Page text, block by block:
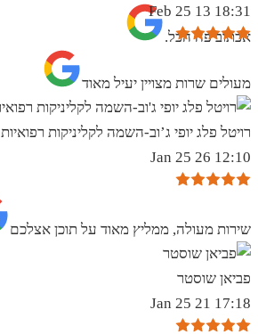
אכתוב פה הכל.
18:31 13 Feb 25
מעולים שרות מצויין יעיל מאוד
רויטל פלג יופי ג’וב-השמה לקליניקות רפואיות
12:10 26 Jan 25
שירות מעולה, ממליץ מאוד על תוכן אצלכם
פביאן שוסטר
17:18 21 Jan 25